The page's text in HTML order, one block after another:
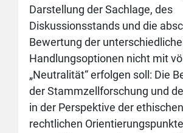
Darstellung der Sachlage, des
Diskussionsstands und die
Bewertung der
Handlungsoptionen nicht mit
„Neutralität“ erfolgen soll: Die
der Stammzellforschung und
in der Perspektive der
rechtlichen